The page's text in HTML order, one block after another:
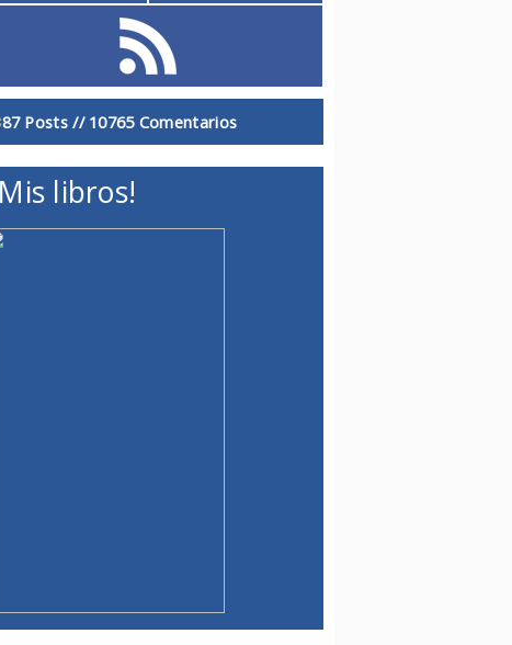
Posts // 10765 Comentarios
libros!